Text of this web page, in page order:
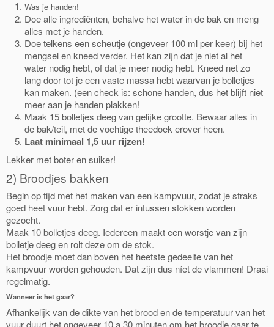
Was je handen!
Doe alle ingrediënten, behalve het water in de bak en meng
alles met je handen.
Doe telkens een scheutje (ongeveer 100 ml per keer) bij het
mengsel en kneed verder. Het kan zijn dat je niet al het
water nodig hebt, of dat je meer nodig hebt. Kneed net zo
lang door tot je een vaste massa hebt waarvan je bolletjes
kan maken. (een check is: schone handen, dus het blijft niet
meer aan je handen plakken!
Maak 15 bolletjes deeg van gelijke grootte. Bewaar alles in
de bak/teil, met de vochtige theedoek erover heen.
Laat minimaal 1,5 uur rijzen!
Lekker met boter en suiker!
2) Broodjes bakken
Begin op tijd met het maken van een kampvuur, zodat je straks
goed heet vuur hebt. Zorg dat er intussen stokken worden
gezocht.
Maak 10 bolletjes deeg. Iedereen maakt een worstje van zijn
bolletje deeg en rolt deze om de stok.
Het broodje moet dan boven het heetste gedeelte van het
kampvuur worden gehouden. Dat zijn dus níet de vlammen! Draai
regelmatig.
Wanneer is het gaar?
Afhankelijk van de dikte van het brood en de temperatuur van het
vuur duurt het ongeveer 10 a 30 minuten om het broodje gaar te